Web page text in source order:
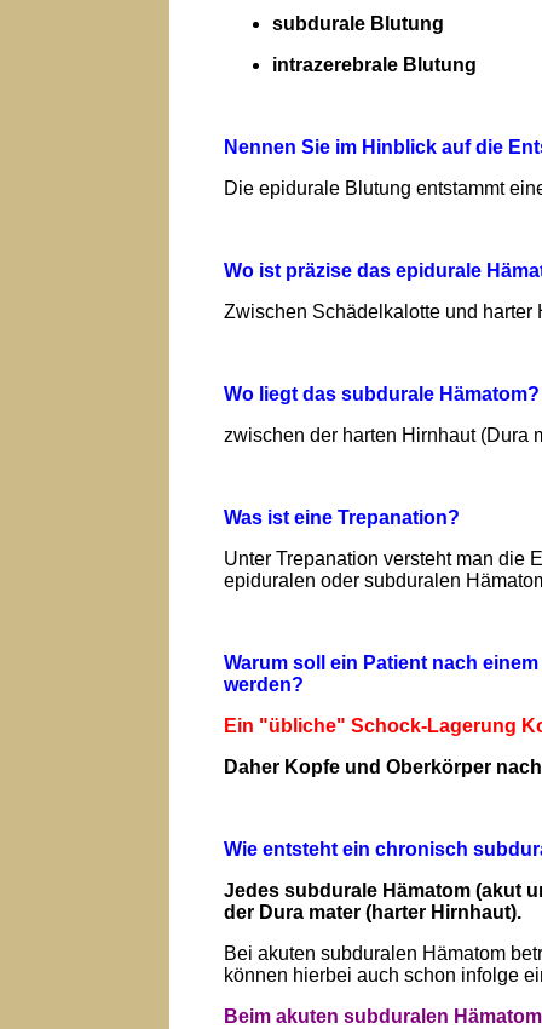
subdurale Blutung
intrazerebrale Blutung
Nennen Sie im Hinblick auf die
Die epidurale Blutung entstammt
Wo ist präzise das epidurale
Zwischen Schädelkalotte und harter
Wo liegt das subdurale Hämatom?
zwischen der harten Hirnhaut (Dura
Was ist eine Trepanation?
Unter Trepanation versteht man die
epiduralen oder subduralen
Warum soll ein Patient nach
werden?
Ein "übliche" Schock-Lagerung
Daher Kopfe und Oberkörper
Wie entsteht ein chronisch
Jedes subdurale Hämatom (akut
der Dura mater (harter Hirnhaut).
Bei akuten subduralen Hämatom
können hierbei auch schon infolge
Beim akuten subduralen